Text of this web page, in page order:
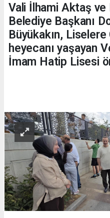
Vali İlhami Aktaş
Belediye Başkanı
Büyükakın, Liselere
heyecanı yaşayan
İmam Hatip Lisesi